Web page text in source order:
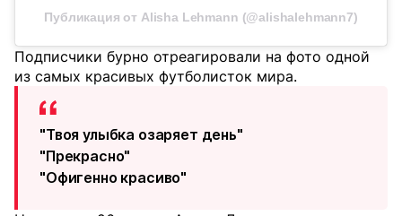
Публикация от Alisha Lehmann (@alishalehmann7)
Подписчики бурно отреагировали на фото одной
из самых красивых футболисток мира.
"Твоя улыбка озаряет день"
"Прекрасно"
"Офигенно красиво"